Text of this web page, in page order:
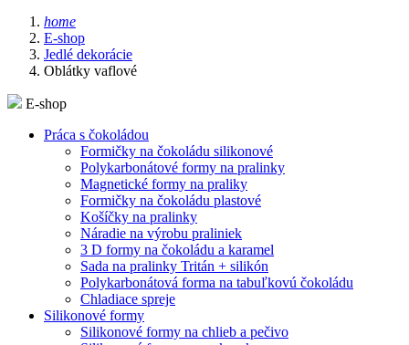
home
E-shop
Jedlé dekorácie
Oblátky vaflové
E-shop
Práca s čokoládou
Formičky na čokoládu silikonové
Polykarbonátové formy na pralinky
Magnetické formy na praliky
Formičky na čokoládu plastové
Košíčky na pralinky
Náradie na výrobu praliniek
3 D formy na čokoládu a karamel
Sada na pralinky Tritán + silikón
Polykarbonátová forma na tabuľkovú čokoládu
Chladiace spreje
Silikonové formy
Silikonové formy na chlieb a pečivo